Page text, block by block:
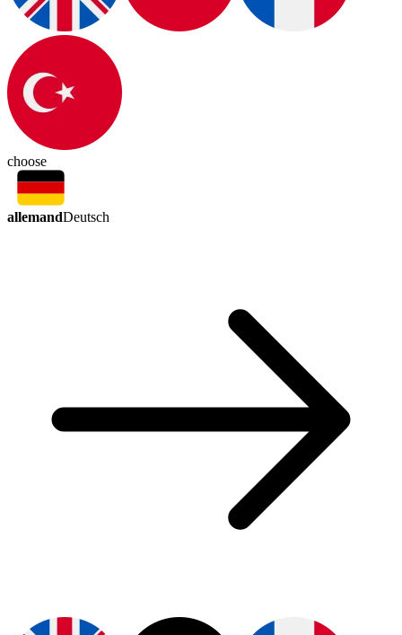
choose
allemandDeutsch